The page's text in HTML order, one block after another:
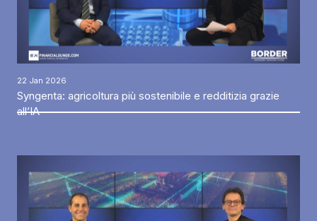
22 Jan 2026
Syngenta: agricoltura più sostenibile e redditizia grazie
all’IA